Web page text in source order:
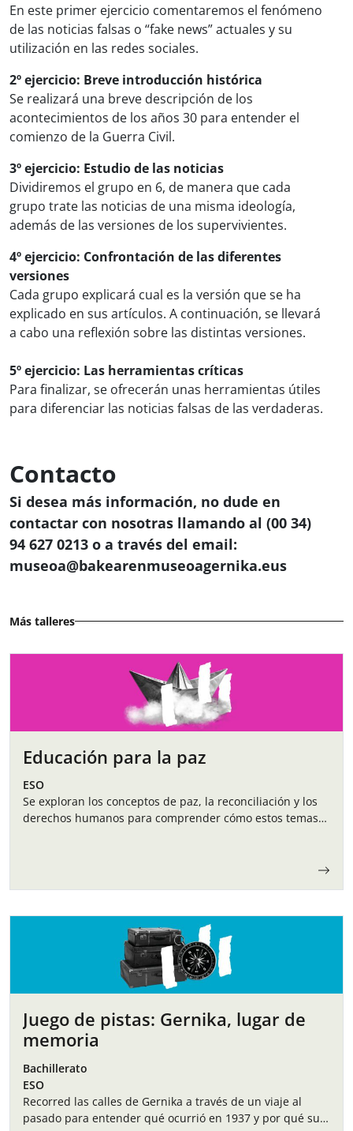
En este primer ejercicio comentaremos el fenómeno
de las noticias falsas o “fake news” actuales y su
utilización en las redes sociales.
2º ejercicio: Breve introducción histórica
Se realizará una breve descripción de los
acontecimientos de los años 30 para entender el
comienzo de la Guerra Civil.
3º ejercicio: Estudio de las noticias
Dividiremos el grupo en 6, de manera que cada
grupo trate las noticias de una misma ideología,
además de las versiones de los supervivientes.
4º ejercicio: Confrontación de las diferentes
versiones
Cada grupo explicará cual es la versión que se ha
explicado en sus artículos. A continuación, se llevará
a cabo una reflexión sobre las distintas versiones.
5º ejercicio: Las herramientas críticas
Para finalizar, se ofrecerán unas herramientas útiles
para diferenciar las noticias falsas de las verdaderas.
Contacto
Si desea más información, no dude en
contactar con nosotras llamando al (00 34)
94 627 0213 o a través del email:
museoa@bakearenmuseoagernika.eus
Más talleres
Educación para la paz
ESO
Se exploran los conceptos de paz, la reconciliación y los
derechos humanos para comprender cómo estos temas
Juego de pistas: Gernika, lugar de
memoria
Bachillerato
ESO
Recorred las calles de Gernika a través de un viaje al
pasado para entender qué ocurrió en 1937 y por qué su